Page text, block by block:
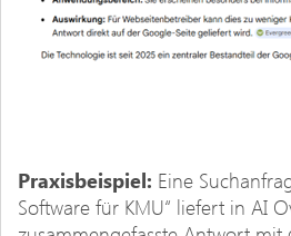
Praxisbeispiel: Eine
Software für KMU“ liefert in AI